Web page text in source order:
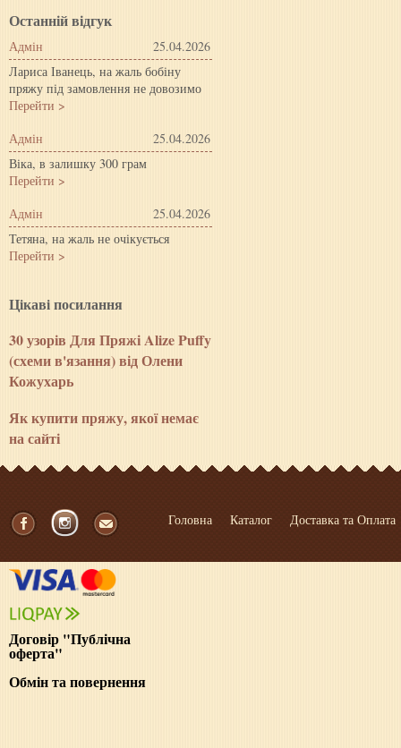
Останній відгук
Адмін
25.04.2026
Лариса Іванець, на жаль бобіну
пряжу під замовлення не довозимо
Перейти >
Адмін
25.04.2026
Віка, в залишку 300 грам
Перейти >
Адмін
25.04.2026
Тетяна, на жаль не очікується
Перейти >
Цiкавi посилання
30 узорів Для Пряжі Alize Puffy
(схеми в'язання) від Олени
Кожухарь
Як купити пряжу, якої немає
на сайті
Договір "Публічна
оферта"
Обмін та повернення
Головна Каталог Доставка та Оплата